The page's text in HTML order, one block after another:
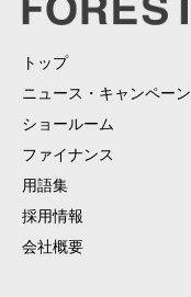
トップ
ニュース・キャンペーン
ショールーム
ファイナンス
用語集
採用情報
会社概要